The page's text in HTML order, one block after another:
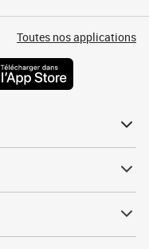
Toutes nos applications